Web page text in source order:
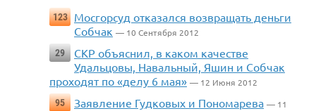
123
Мосгорсуд отказался возвращать деньги
Собчак — 10 Сентября 2012
29
СКР объяснил, в каком качестве
Удальцовы, Навальный, Яшин и Собчак
проходят по «делу 6 мая» — 12 Июня 2012
95
Заявление Гудковых и Пономарева — 11